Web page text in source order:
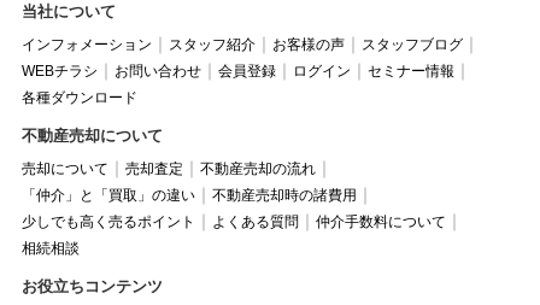
当社について
インフォメーション スタッフ紹介 お客様の声
スタッフブログ
WEBチラシ
お問い合わせ 会員登録 ログイン
セミナー情報
各種ダウンロード
不動産売却について
売却について 売却査定
不動産売却の流れ
「仲介」と「買取」の違い
不動産売却時の諸費用
少しでも高く売るポイント
よくある質問
仲介手数料について
相続相談
お役立ちコンテンツ